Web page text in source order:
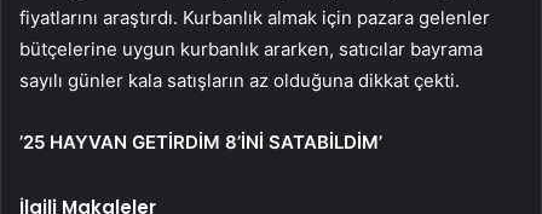
fiyatlarını araştırdı. Kurbanlık almak için pazara gelenler
bütçelerine uygun kurbanlık ararken, satıcılar bayrama
sayılı günler kala satışların az olduğuna dikkat çekti.
’25 HAYVAN GETİRDİM 8’İNİ SATABİLDİM’
İlgili Makaleler